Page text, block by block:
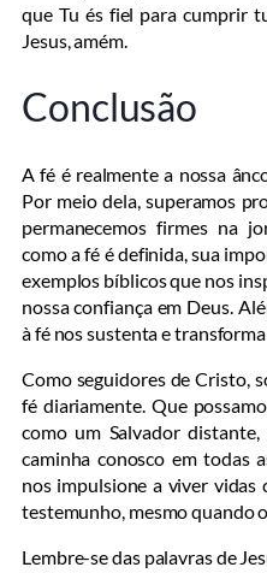
que Tu és fiel para cumprir
Jesus, amém.
Conclusão
A fé é realmente a nossa
Por meio dela, superamos
permanecemos firmes na
como a fé é definida, sua
exemplos bíblicos que nos
nossa confiança em Deus.
à fé nos sustenta e
Como seguidores de Cristo,
fé diariamente. Que
como um Salvador
caminha conosco em todas
nos impulsione a viver vidas
testemunho, mesmo quando
Lembre-se das palavras de